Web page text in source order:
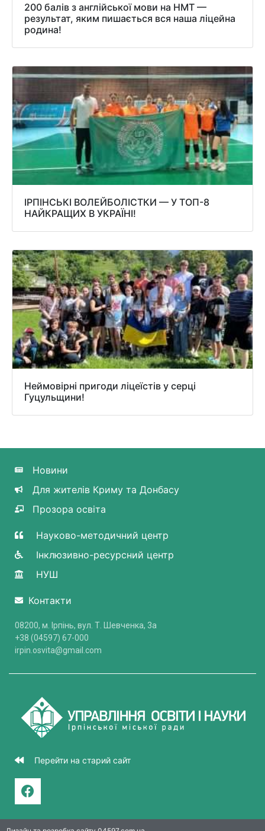
200 балів з англійської мови на НМТ —
результат, яким пишається вся наша ліцейна
родина!
ІРПІНСЬКІ ВОЛЕЙБОЛІСТКИ — У ТОП-8
НАЙКРАЩИХ В УКРАЇНІ!
Неймовірні пригоди ліцеїстів у серці
Гуцульщини!
Новини
Для жителів Криму та Донбасу
Прозора освіта
Науково-методичний центр
Інклюзивно-ресурсний центр
НУШ
Контакти
08200, м. Ірпінь, вул. Т. Шевченка, 3a
+38 (04597) 67-000
irpin.osvita@gmail.com
Перейти на старий сайт